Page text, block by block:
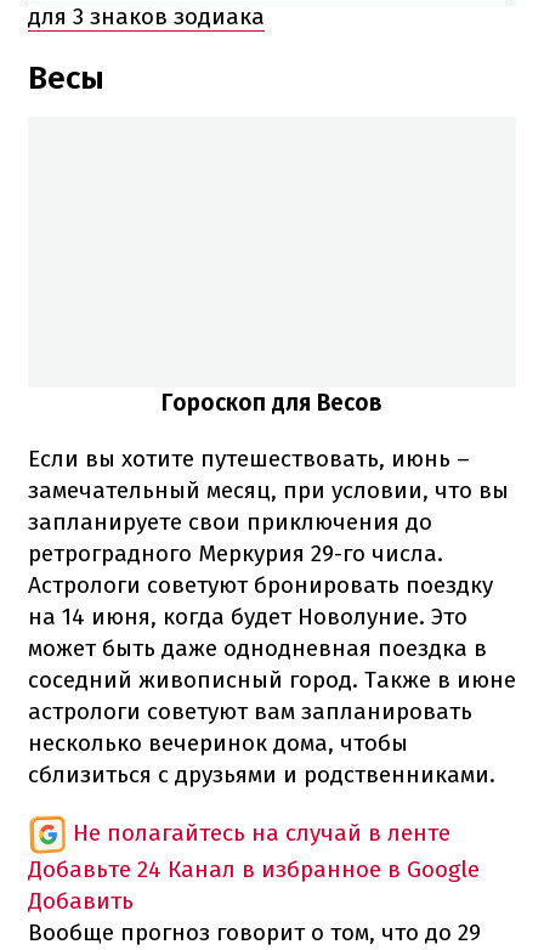
для 3 знаков зодиака
Весы
Гороскоп для Весов
Если вы хотите путешествовать, июнь –
замечательный месяц, при условии, что вы
запланируете свои приключения до
ретроградного Меркурия 29-го числа.
Астрологи советуют бронировать поездку
на 14 июня, когда будет Новолуние. Это
может быть даже однодневная поездка в
соседний живописный город. Также в июне
астрологи советуют вам запланировать
несколько вечеринок дома, чтобы
сблизиться с друзьями и родственниками.
Не полагайтесь на случай в ленте
Добавьте 24 Канал в избранное в Google
Добавить
Вообще прогноз говорит о том, что до 29